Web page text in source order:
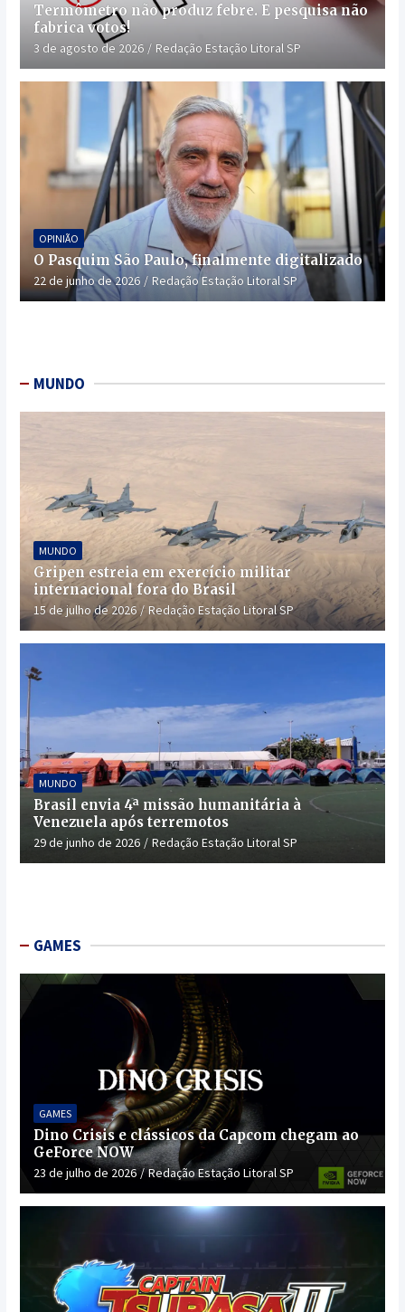
Termômetro não produz febre. E pesquisa não
fabrica votos!
3 de agosto de 2026 Redação Estação Litoral SP
OPINIÃO
O Pasquim São Paulo, finalmente digitalizado
22 de junho de 2026 Redação Estação Litoral SP
MUNDO
MUNDO
Gripen estreia em exercício militar
internacional fora do Brasil
15 de julho de 2026 Redação Estação Litoral SP
MUNDO
Brasil envia 4ª missão humanitária à
Venezuela após terremotos
29 de junho de 2026 Redação Estação Litoral SP
GAMES
GAMES
Dino Crisis e clássicos da Capcom chegam ao
GeForce NOW
23 de julho de 2026 Redação Estação Litoral SP